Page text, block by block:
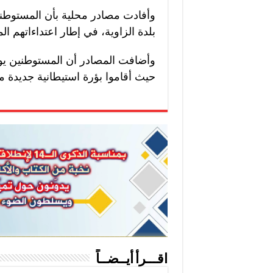
وأفادت مصادر محلية بأن
بلدة الزاوية، في إطار اعتداءاتهم
وأضافت المصادر أن المستوطنين
حيث أقاموا بؤرة استيطانية جديدة
اقـــرأ أيــضــاً